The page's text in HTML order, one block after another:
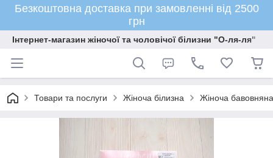
Безкоштовна доставка при замовленні від 2500
грн
Інтернет-магазин жіночої та чоловічої білизни "О-ля-ля"
Товари та послуги Жіноча білизна Жіноча бавовняна